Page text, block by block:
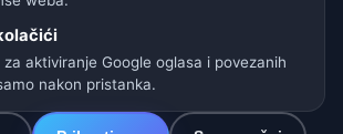
Njemačka / Austrija / Švicarska
Latinska Amerika i Španjolska
za aktiviranje Google oglasa i povezanih
nakon pristanka.